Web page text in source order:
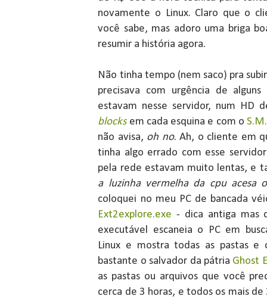
novamente o Linux. Claro que o
você sabe, mas adoro uma briga
resumir a história agora.
Não tinha tempo (nem saco) pra
precisava com urgência de
estavam nesse servidor, num HD
blocksem cada esquina e com o
não avisa, oh no. Ah, o cliente em
tinha algo errado com esse
pela rede estavam muito lentas, e
a luzinha vermelha da cpu acesa
coloquei no meu PC de bancada
Ext2explore.exe - dica antiga mas
executável escaneia o PC em
Linux e mostra todas as pastas e
bastante o salvador da pátria Ghost
as pastas ou arquivos que você
cerca de 3 horas, e todos os mais